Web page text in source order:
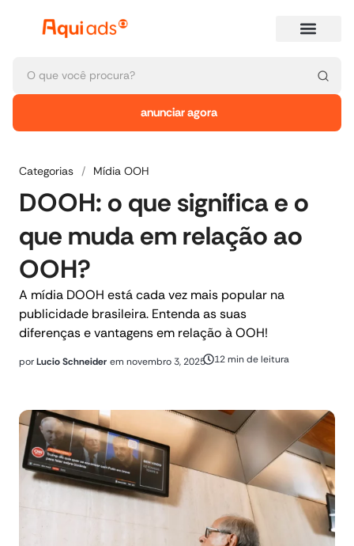
anunciar agora
Categorias / Mídia OOH
DOOH: o que significa e o
que muda em relação ao
OOH?
A mídia DOOH está cada vez mais popular na
publicidade brasileira. Entenda as suas
diferenças e vantagens em relação à OOH!
porLucio Schneider em novembro 3, 2025 12 min de leitura